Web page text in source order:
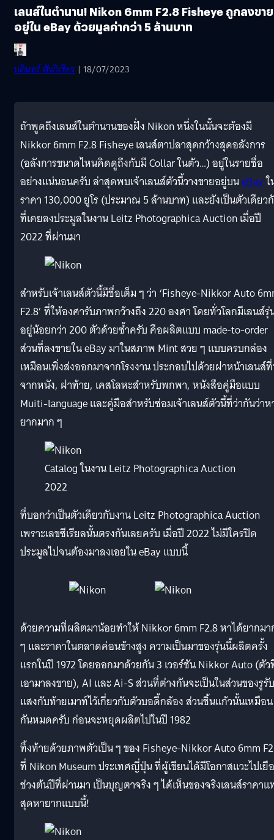
เลนส์ในตำนาน! Nikon 6mm F2.8 Fisheye ถูกลงขาย
อยู่ใน eBay ด้วยมูลค่ากว่า 5 ล้านบาท
บดินทร์ ตันวิเชียร | 18/07/2023
ถ้าพูดถึงเลนส์ในตำนานของฝั่ง Nikon หนึ่งในนั้นจะต้องมี
Nikkor 6mm F2.8 Fisheye เลนส์ตาปลาสุดกว้างสุดอลังการ
(อลังการขนาดไหนคิดดูถึงกับมี Collar ในตัว…) อยู่ในรายชื่อ
อย่างแน่นอนครับ ล่าสุดพบเจ้าเลนส์ตัวนี้วางขายอยู่บนeBay
ราคา 130,000 ยูโร (ประมาณ 5 ล้านบาท) และยังเป็นตัวเดียว
ที่เคยลงประมูลในงาน Leitz Photographica Auction เมื่อปี
2022 ที่ผ่านมา
สำหรับเจ้าเลนส์ตัวนี้มีชื่อเต็ม ๆ ว่า ‘Fisheye-Nikkor Auto
F2.8’ ที่ให้องศารับภาพกว้างถึง 220 องศา โดยทั่วโลกมีเลนส์
อยู่น้อยกว่า 200 ตัวด้วยซ้ำครับ คือผลิตแบบ made-to-order
ส่วนที่ลงขายใน eBay มาในสภาพ Mint สวย ๆ แบบครบกล่อง
เหมือนเพิ่งส่งออกมาจากโรงงาน ประกอบไปด้วยฝาหน้าเลนส์
จากหนัง, ฝาท้าย, เคสโลหะสำหรับพกพา, หนังสือคู่มือแบบ
Muiti-language และคู่มือสำหรับซ่อมเจ้าเลนส์ตัวนี้ที่ว่ากันว่าห
ยากมาก ๆ
Catalog ในงาน Leitz Photographica Auction
2022
ที่บอกว่าเป็นตัวเดียวกับงาน Leitz Photographica Auction
เพราะเลขซีเรียลนั้นตรงกันเลยครับ เมื่อปี 2022 ไม่มีใครปิด
ประมูลไปจนต้องมาลงเอยใน eBay แบบนี้
ด้วยความที่ผลิตมาน้อยทำให้ Nikkor 6mm F2.8 หาได้ยากม
ๆ และราคาในตลาดค่อนข้างสูง ความเป็นมาของรุ่นนี้ผลิตครั้ง
แรกในปี 1972 โดยออกมาด้วยกัน 3 เวอร์ชัน Nikkor Auto (ตั
เอามาลงขาย), AI และ Ai-S ส่วนที่ต่างกันจะเป็นในส่วนของรูรับ
แสงกับท้ายเมาท์ไว้เกี่ยวกับตัวบอดี้กล้อง ส่วนชิ้นแก้วนั้นเหมือน
กันหมดครับ ก่อนจะหยุดผลิตไปในปี 1982
ทิ้งท้ายด้วยภาพตัวเป็น ๆ ของ Fisheye-Nikkor Auto 6mm
ที่ Nikon Museum ประเทศญี่ปุ่น ที่ผู้เขียนได้มีโอกาสแวะไปเยื
ช่วงต้นปีที่ผ่านมา เป็นบุญตาจริง ๆ ได้เห็นของจริงเลนส์ราคาแ
สุดหายากแบบนี้!